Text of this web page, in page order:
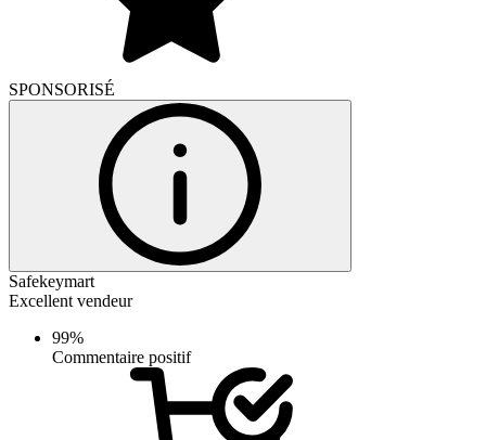
SPONSORISÉ
Safekeymart
Excellent vendeur
99%
Commentaire positif